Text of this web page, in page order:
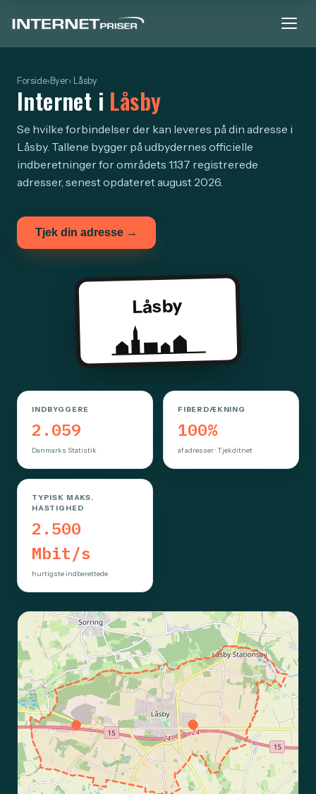
Forside›Byer› Låsby
Internet i Låsby
Se hvilke forbindelser der kan leveres på din adresse i
Låsby. Tallene bygger på udbydernes officielle
indberetninger for områdets 1.137 registrerede
adresser, senest opdateret august 2026.
Tjek din adresse →
Låsby
INDBYGGERE
2.059
Danmarks Statistik
FIBERDÆKNING
100%
af adresser · Tjekditnet
TYPISK MAKS.
HASTIGHED
2.500
Mbit/s
hurtigste indberettede